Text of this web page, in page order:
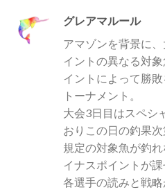
グレアマルール
アマゾンを背景に
イントの異なる対
イントによって勝
トーナメント。
大会3日目はスペシ
おりこの日の釣果次
規定の対象魚が釣
イナスポイントが課
各選手の読みと戦